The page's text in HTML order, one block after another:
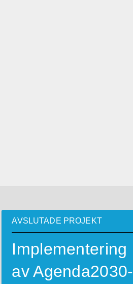
AVSLUTADE PROJEKT
Implementering
av Agenda2030-